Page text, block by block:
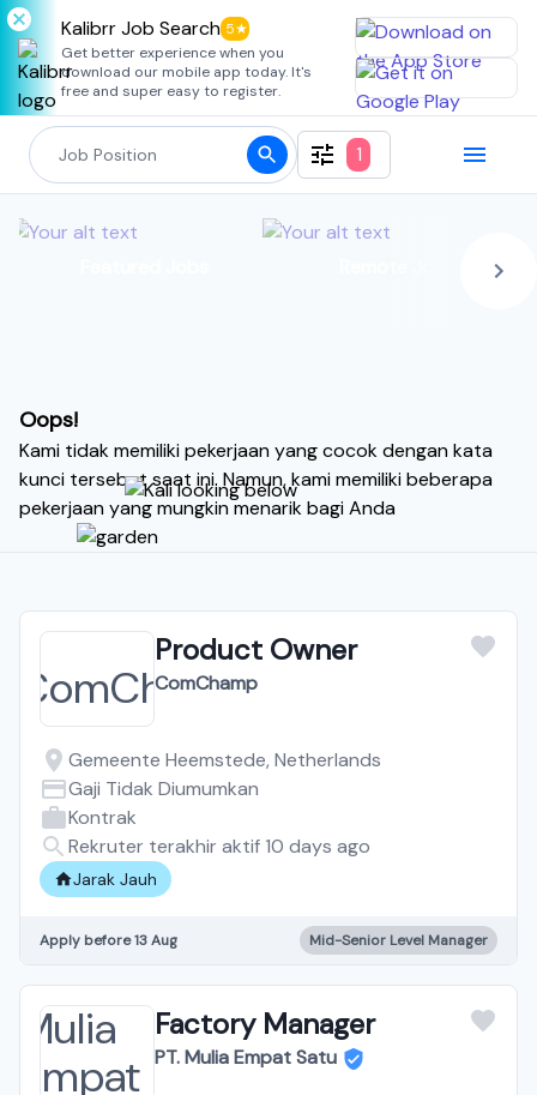
Kalibrr Job Search 5★
Get better experience when you
download our mobile app today. It's
free and super easy to register.
1
Oops!
Kami tidak memiliki pekerjaan yang cocok dengan kata
kunci tersebut saat ini. Namun, kami memiliki beberapa
pekerjaan yang mungkin menarik bagi Anda
Product Owner
ComChamp
Gemeente Heemstede, Netherlands
Gaji Tidak Diumumkan
Kontrak
Rekruter terakhir aktif 10 days ago
Jarak Jauh
Apply before 13 Aug Mid-Senior Level Manager
Factory Manager
PT. Mulia Empat Satu